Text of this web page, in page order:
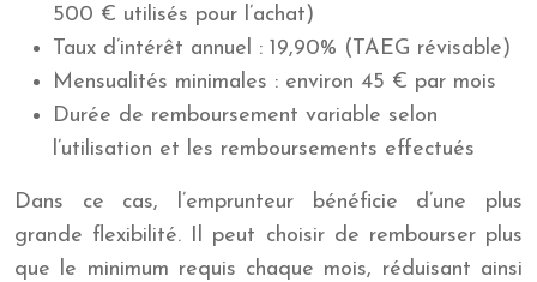
500 € utilisés pour l’achat)
Taux d’intérêt annuel : 19,90% (TAEG révisable)
Mensualités minimales : environ 45 € par mois
Durée de remboursement variable selon
l’utilisation et les remboursements effectués
Dans ce cas, l’emprunteur bénéficie d’une plus
grande flexibilité. Il peut choisir de rembourser plus
que le minimum requis chaque mois, réduisant ainsi